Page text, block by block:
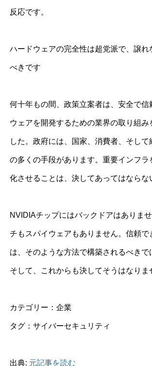
反応です。
ハードウェアの完全性は超党派で、譲れ
べきです
何十年もの間、政策立案者は、安全で信
ウェアを開発するための業界の取り組み
した。政府には、国家、消費者、そして
の多くの手段があります。重要インフラ
化させることは、決してあってはならな
NVIDIAチップにはバックドアはありま
チもスパイウェアもありません。信頼で
は、そのような方法で構築されるべきで
そして、これからも決してそうはなりま
カテゴリー：企業
タグ：サイバーセキュリティ
出典: 元記事を読む